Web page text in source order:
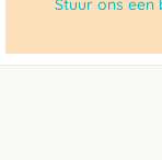
Stuur ons een